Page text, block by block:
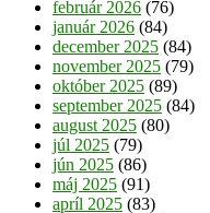
február 2026 (76)
január 2026 (84)
december 2025 (84)
november 2025 (79)
október 2025 (89)
september 2025 (84)
august 2025 (80)
júl 2025 (79)
jún 2025 (86)
máj 2025 (91)
apríl 2025 (83)